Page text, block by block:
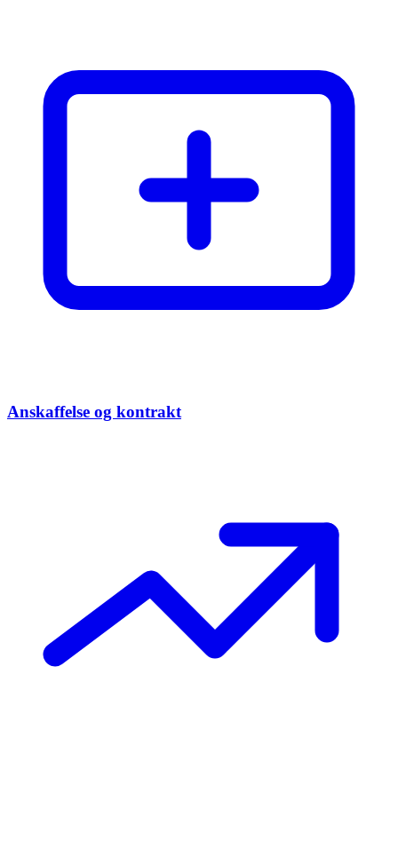
Anskaffelse og kontrakt